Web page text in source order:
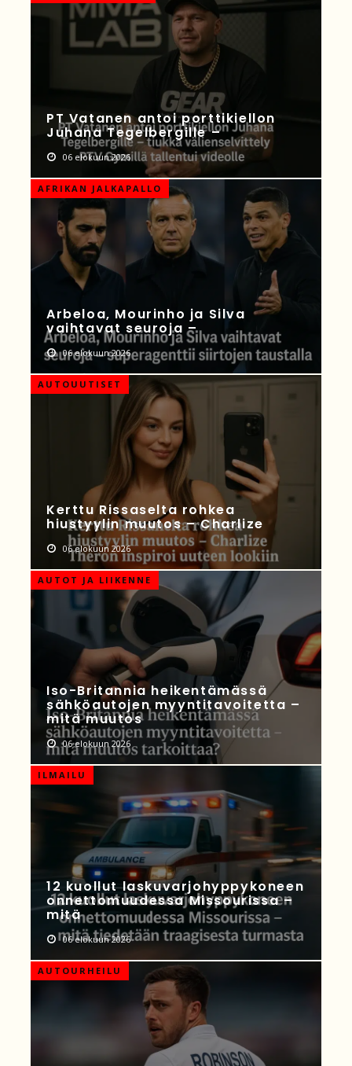
PT Vatanen antoi porttikiellon
Juhana Tegelbergille –
06 elokuun 2026
AFRIKAN JALKAPALLO
Arbeloa, Mourinho ja Silva
vaihtavat seuroja –
06 elokuun 2026
AUTOUUTISET
Kerttu Rissaselta rohkea
hiustyylin muutos – Charlize
06 elokuun 2026
AUTOT JA LIIKENNE
Iso-Britannia heikentämässä
sähköautojen myyntitavoitetta –
mitä muutos
06 elokuun 2026
ILMAILU
12 kuollut laskuvarjohyppykoneen
onnettomuudessa Missourissa –
mitä
06 elokuun 2026
AUTOURHEILU